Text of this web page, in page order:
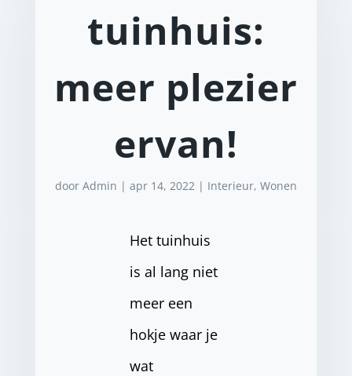
tuinhuis:
meer plezier
ervan!
door Admin | apr 14, 2022| Interieur, Wonen
Het tuinhuis
is al lang niet
meer een
hokje waar je
wat